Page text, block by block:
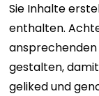
Sie Inhalte
enthalten.
gestalten,
geliked und